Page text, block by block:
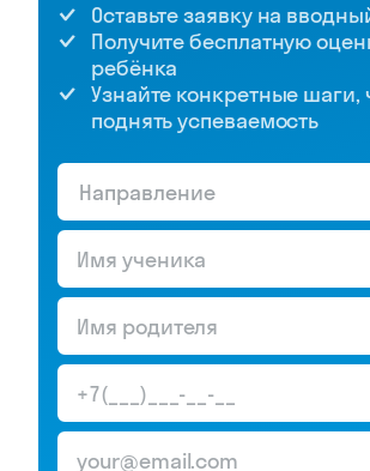
Оставьте заявку на
Получите бесплатную
ребёнка
Узнайте конкретные шаги,
поднять успеваемость
Направление